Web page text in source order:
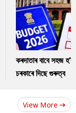
কৰদাতাৰ বাবে সহজ
চৰকাৰে দিছে গুৰুত্ব
View More